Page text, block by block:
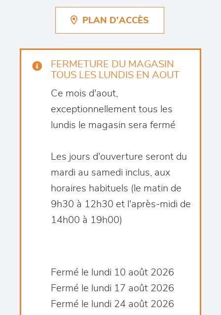
PLAN D'ACCÈS
FERMETURE DU MAGASIN
TOUS LES LUNDIS EN AOUT
Ce mois d'aout,
exceptionnellement tous les
lundis le magasin sera fermé
Les jours d'ouverture seront du
mardi au samedi inclus, aux
horaires habituels (le matin de
9h30 à 12h30 et l'après-midi de
14h00 à 19h00)
Fermé le lundi 10 août 2026
Fermé le lundi 17 août 2026
Fermé le lundi 24 août 2026